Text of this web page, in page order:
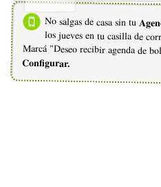
No salgas de casa sin tu
los jueves en tu casilla de
Marcá "Deseo recibir agenda de
Configurar.